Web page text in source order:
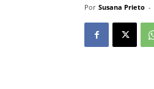
Por Susana Prieto -